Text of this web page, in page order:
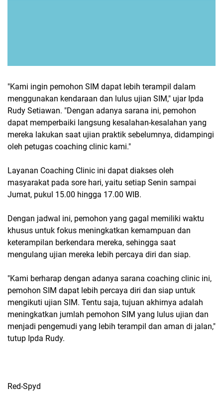
"Kami ingin pemohon SIM dapat lebih terampil dalam
menggunakan kendaraan dan lulus ujian SIM," ujar Ipda
Rudy Setiawan. "Dengan adanya sarana ini, pemohon
dapat memperbaiki langsung kesalahan-kesalahan yang
mereka lakukan saat ujian praktik sebelumnya, didampingi
oleh petugas coaching clinic kami."
Layanan Coaching Clinic ini dapat diakses oleh
masyarakat pada sore hari, yaitu setiap Senin sampai
Jumat, pukul 15.00 hingga 17.00 WIB.
Dengan jadwal ini, pemohon yang gagal memiliki waktu
khusus untuk fokus meningkatkan kemampuan dan
keterampilan berkendara mereka, sehingga saat
mengulang ujian mereka lebih percaya diri dan siap.
"Kami berharap dengan adanya sarana coaching clinic ini,
pemohon SIM dapat lebih percaya diri dan siap untuk
mengikuti ujian SIM. Tentu saja, tujuan akhirnya adalah
meningkatkan jumlah pemohon SIM yang lulus ujian dan
menjadi pengemudi yang lebih terampil dan aman di jalan,"
tutup Ipda Rudy.
Red-Spyd